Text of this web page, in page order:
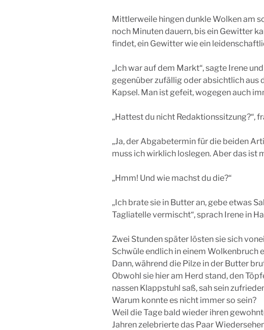
Mittlerweile hingen dunkle Wolken am
noch Minuten dauern, bis ein Gewitter
findet, ein Gewitter wie ein
„Ich war auf dem Markt“, sagte Irene
gegenüber zufällig oder absichtlich aus
Kapsel. Man ist gefeit, wogegen auch
„Hattest du nicht Redaktionssitzung?“,
„Ja, der Abgabetermin für die beiden
muss ich wirklich loslegen. Aber das ist
„Hmm! Und wie machst du die?“
„Ich brate sie in Butter an, gebe etwas
Tagliatelle vermischt“, sprach Irene in
Zwei Stunden später lösten sie sich
Schwüle endlich in einem Wolkenbruch
Dann, während die Pilze in der Butter
Obwohl sie hier am Herd stand, den
nassen Klappstuhl saß, sah sein
Warum konnte es nicht immer so sein?
Weil die Tage bald wieder ihren
Jahren zelebrierte das Paar